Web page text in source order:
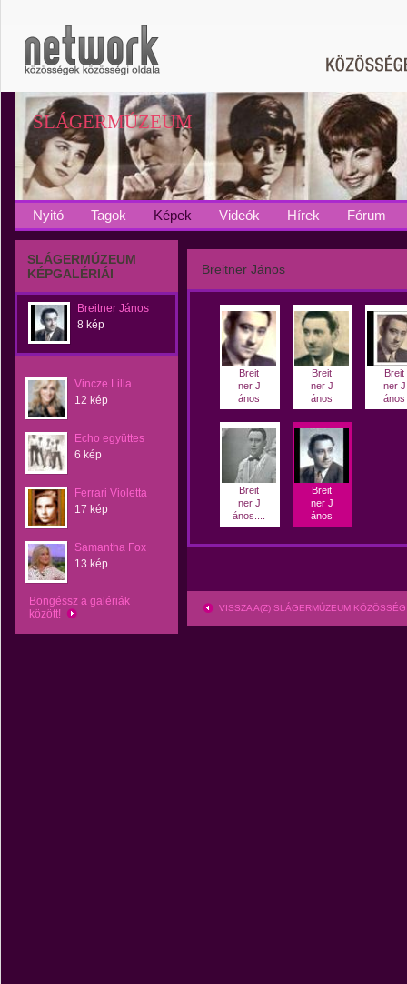
SLÁGERMÚZEUM
Nyitó Tagok Képek Videók Hírek Fórum
SLÁGERMÚZEUM
KÉPGALÉRIÁI
Breitner János
8 kép
Vincze Lilla
12 kép
Echo együttes
6 kép
Ferrari Violetta
17 kép
Samantha Fox
13 kép
Böngéssz a galériák
között!
Breitner János
Breit
ner J
ános
Breit
ner J
ános
Breit
ner J
ános
Breit
ner J
ános....
Breit
ner J
ános
VISSZA A(Z) SLÁGERMÚZEUM